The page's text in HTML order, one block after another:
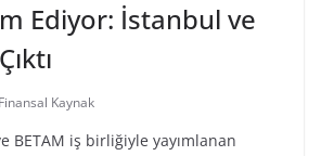
Ediyor: İstanbul ve
Finansal Kaynak
BETAM iş birliğiyle yayımlanan